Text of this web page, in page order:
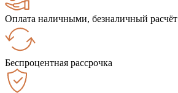
Оплата наличными, безналичный расчёт
Беспроцентная рассрочка